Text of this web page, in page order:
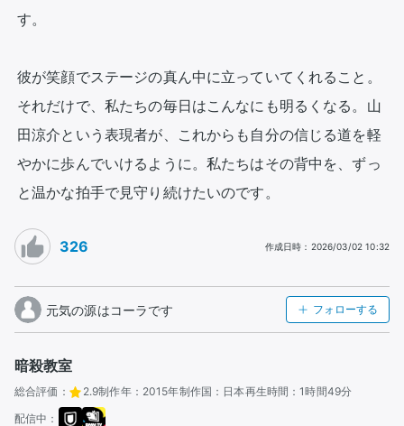
す。
彼が笑顔でステージの真ん中に立っていてくれること。
それだけで、私たちの毎日はこんなにも明るくなる。山
田涼介という表現者が、これからも自分の信じる道を軽
やかに歩んでいけるように。私たちはその背中を、ずっ
と温かな拍手で見守り続けたいのです。
326 作成日時 ： 2026/03/02 10:32
元気の源はコーラです フォローする
暗殺教室
総合評価： 2.9制作年： 2015年制作国： 日本再生時間：1時間49分
配信中：